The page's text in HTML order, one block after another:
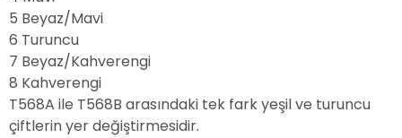
5 Beyaz/Mavi
6 Turuncu
7 Beyaz/Kahverengi
8 Kahverengi
T568A ile T568B arasındaki tek fark yeşil ve turuncu
çiftlerin yer değiştirmesidir.